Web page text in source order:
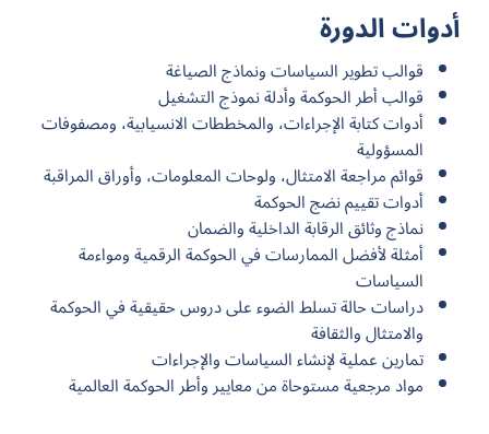
أدوات الدورة
قوالب تطوير السياسات ونماذج الصياغة
قوالب أطر الحوكمة وأدلة نموذج التشغيل
أدوات كتابة الإجراءات، والمخططات الانسيابية، ومصفوفات
المسؤولية
قوائم مراجعة الامتثال، ولوحات المعلومات، وأوراق المراقبة
أدوات تقييم نضج الحوكمة
نماذج وثائق الرقابة الداخلية والضمان
أمثلة لأفضل الممارسات في الحوكمة الرقمية ومواءمة
السياسات
دراسات حالة تسلط الضوء على دروس حقيقية في الحوكمة
والامتثال والثقافة
تمارين عملية لإنشاء السياسات والإجراءات
مواد مرجعية مستوحاة من معايير وأطر الحوكمة العالمية